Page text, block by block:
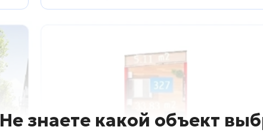
Не знаете какой объект